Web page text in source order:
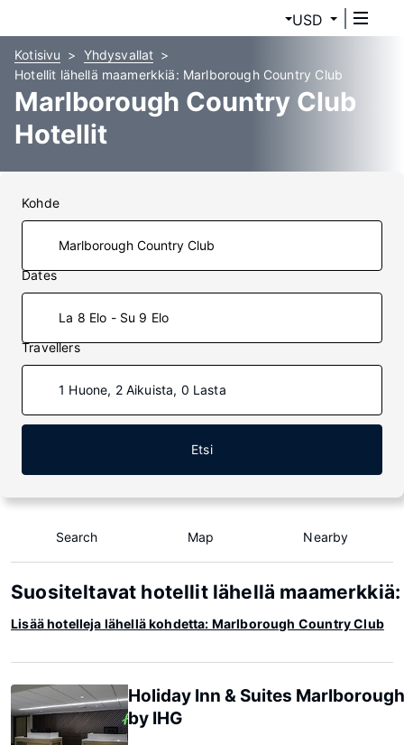
USD
Kotisivu
Yhdysvallat
Hotellit lähellä maamerkkiä: Marlborough Country Club
Marlborough Country Club
Hotellit
Kohde
Dates
La 8 Elo - Su 9 Elo
Travellers
1 Huone, 2 Aikuista, 0 Lasta
Etsi
Search Map Nearby
Suositeltavat hotellit lähellä
Lisää hotelleja lähellä kohdetta: Marlborough Country Club
Holiday Inn & Suites Marlborough
by IHG